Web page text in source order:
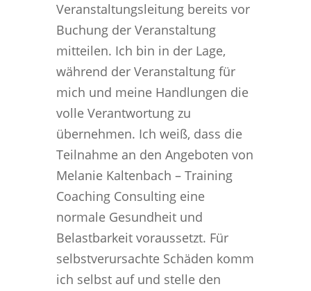
Veranstaltungsleitung bereits vor
Buchung der Veranstaltung
mitteilen. Ich bin in der Lage,
während der Veranstaltung für
mich und meine Handlungen die
volle Verantwortung zu
übernehmen. Ich weiß, dass die
Teilnahme an den Angeboten von
Melanie Kaltenbach – Training
Coaching Consulting eine
normale Gesundheit und
Belastbarkeit voraussetzt. Für
selbstverursachte Schäden komm
ich selbst auf und stelle den